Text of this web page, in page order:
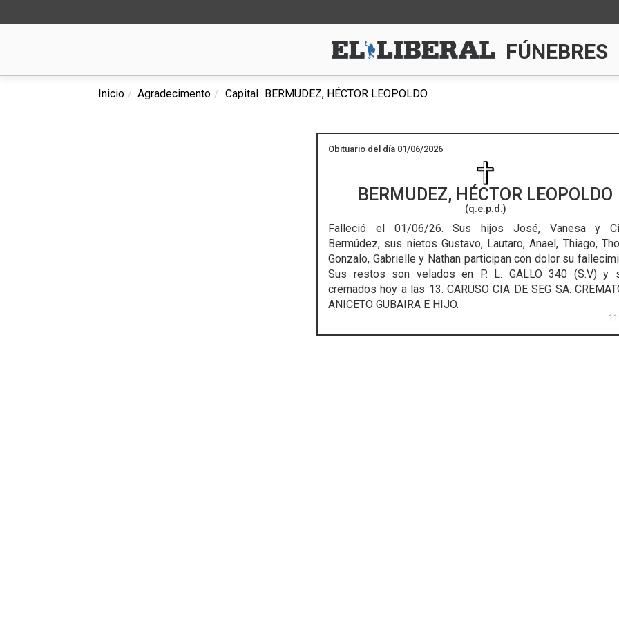
FÚNEBRES
Inicio Agradecimento Capital BERMUDEZ, HÉCTOR LEOPOLDO
Obituario del día 01/06/2026
BERMUDEZ, HÉCTOR LEOPOLDO
(q.e.p.d.)
Falleció el 01/06/26. Sus hijos José, Vanesa y
Bermúdez, sus nietos Gustavo, Lautaro, Anael, Thiago,
Gonzalo, Gabrielle y Nathan participan con dolor su
Sus restos son velados en P. L. GALLO 340 (S.V) y
cremados hoy a las 13. CARUSO CIA DE SEG SA.
ANICETO GUBAIRA E HIJO.